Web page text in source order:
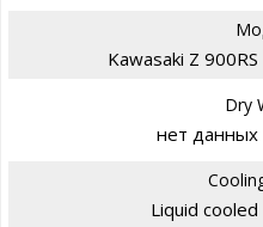
Kawasaki Z 900RS
Dry
нет данных
Liquid cooled